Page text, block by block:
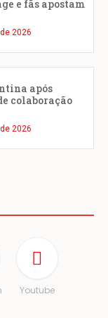
e fãs apostam
2026
após
colaboração
2026
Youtube